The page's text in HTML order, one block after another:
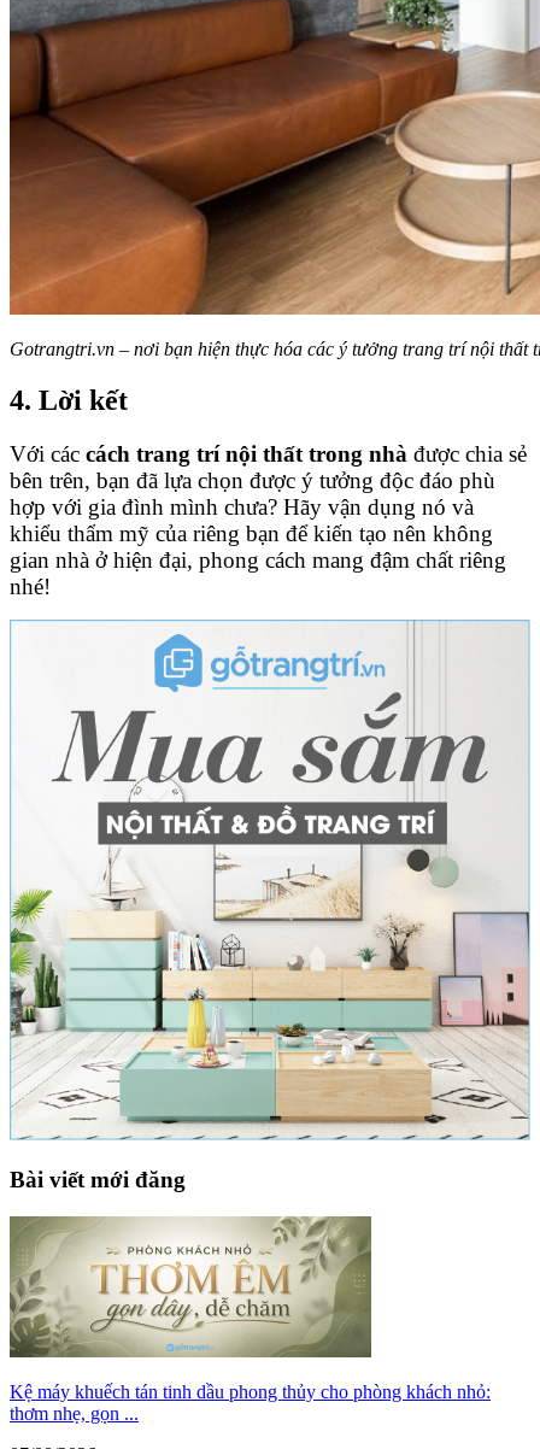
Gotrangtri.vn – nơi bạn hiện thực hóa các ý tưởng trang trí nội thất
4. Lời kết
Với các cách trang trí nội thất trong nhà được chia sẻ
bên trên, bạn đã lựa chọn được ý tưởng độc đáo phù
hợp với gia đình mình chưa? Hãy vận dụng nó và
khiểu thẩm mỹ của riêng bạn để kiến tạo nên không
gian nhà ở hiện đại, phong cách mang đậm chất riêng
nhé!
Bài viết mới đăng
Kệ máy khuếch tán tinh dầu phong thủy cho phòng khách nhỏ:
thơm nhẹ, gọn ...